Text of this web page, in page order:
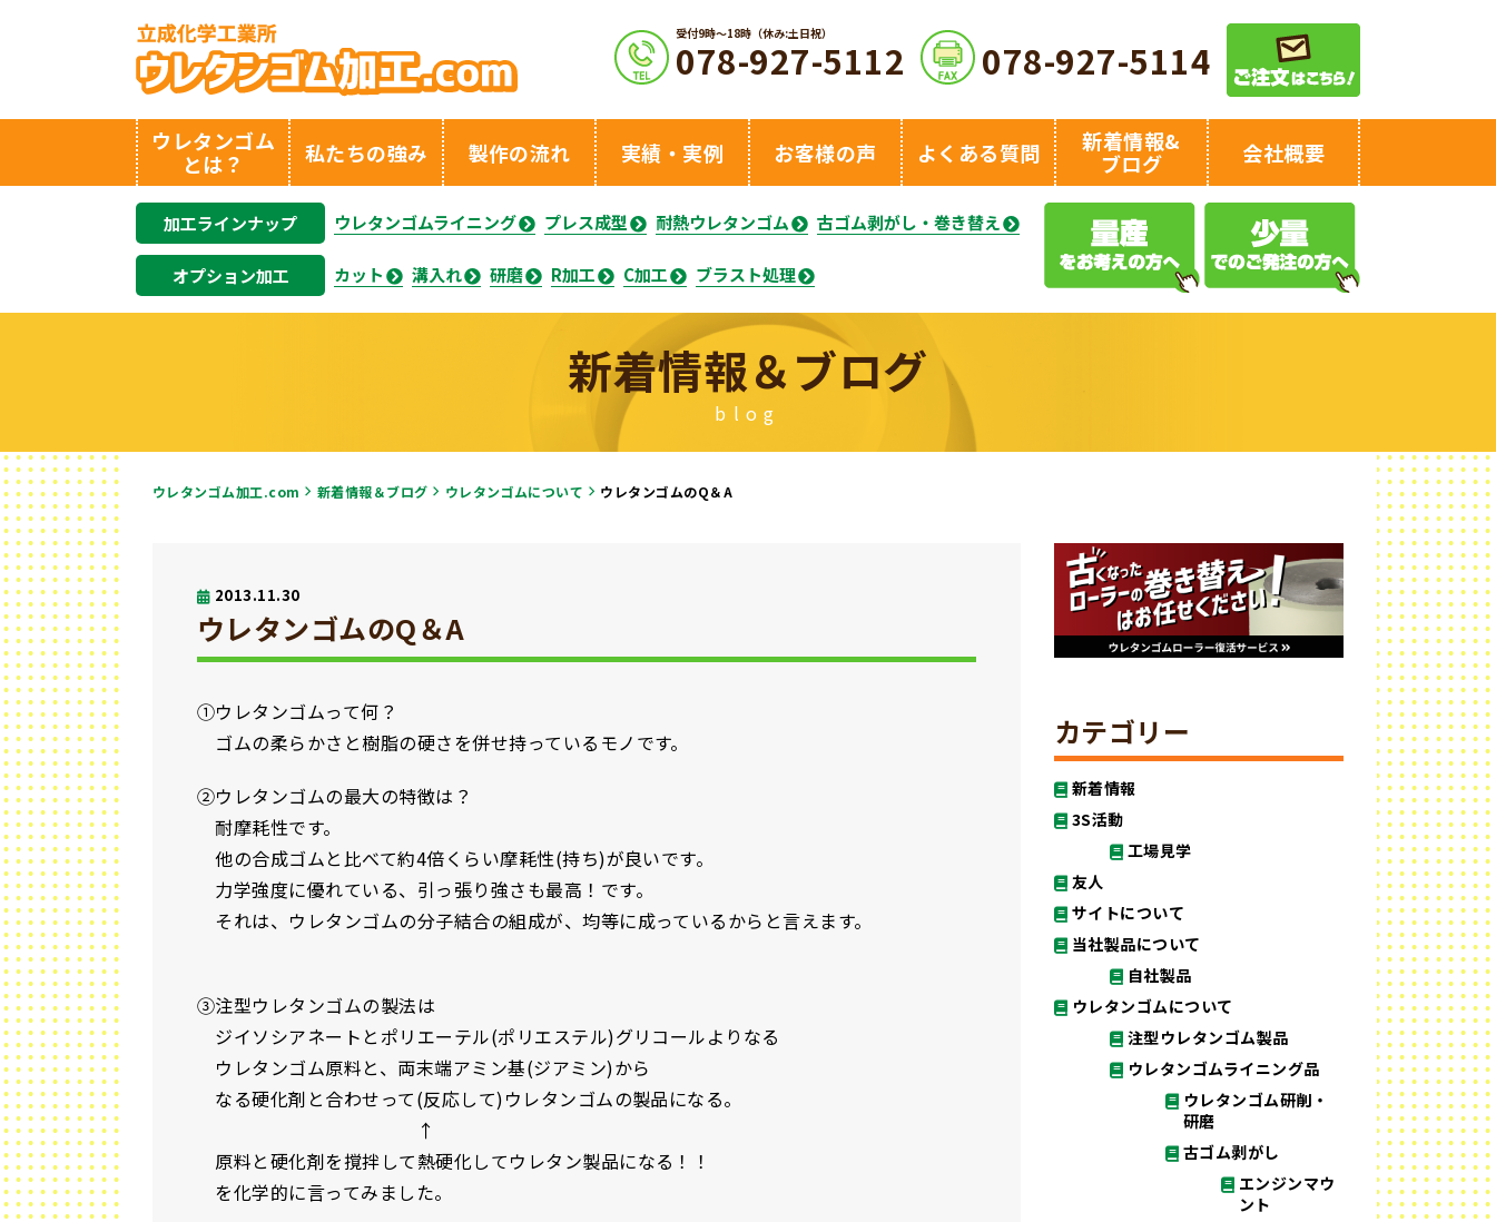
受付9時〜18時（休み:土日祝）
078-927-5112 078-927-5114
ウレタンゴム
とは？
私たちの強み 製作の流れ 実績・実例 お客様の声 よくある質問
新着情報&
ブログ
会社概要
加工ラインナップ ウレタンゴムライニング プレス成型 耐熱ウレタンゴム 古ゴム剥がし・巻き替え
オプション加工 カット 溝入れ 研磨 R加工 C加工 ブラスト処理
新着情報＆ブログ
blog
ウレタンゴム加工.com 新着情報＆ブログ ウレタンゴムについて ウレタンゴムのQ＆A
2013.11.30
ウレタンゴムのQ＆A
①ウレタンゴムって何？
ゴムの柔らかさと樹脂の硬さを併せ持っているモノです。
②ウレタンゴムの最大の特徴は？
耐摩耗性です。
他の合成ゴムと比べて約4倍くらい摩耗性(持ち)が良いです。
力学強度に優れている、引っ張り強さも最高！です。
それは、ウレタンゴムの分子結合の組成が、均等に成っているからと言えます。
③注型ウレタンゴムの製法は
ジイソシアネートとポリエーテル(ポリエステル)グリコールよりなる
ウレタンゴム原料と、両末端アミン基(ジアミン)から
なる硬化剤と合わせって(反応して)ウレタンゴムの製品になる。
↑
原料と硬化剤を撹拌して熱硬化してウレタン製品になる！！
を化学的に言ってみました。
カテゴリー
新着情報
3S活動
工場見学
友人
サイトについて
当社製品について
自社製品
ウレタンゴムについて
注型ウレタンゴム製品
ウレタンゴムライニング品
ウレタンゴム研削・
研磨
古ゴム剥がし
エンジンマウ
ント